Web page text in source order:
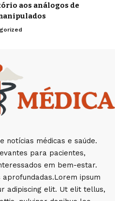
aos análogos de
notícias médicas e saúde.
para pacientes,
em bem-estar.
ipsum
adipiscing elit. Ut elit tellus,